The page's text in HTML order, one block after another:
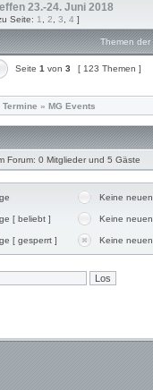
23.-24. Juni 2018
Seite: 1 2 3 4 ]
Themen der
Seite 1 von 3 [ 123 Themen ]
Termine » MG Events
Forum: 0 Mitglieder und 5 Gäste
Keine
[ beliebt ] Keine
[ gesperrt ] Keine